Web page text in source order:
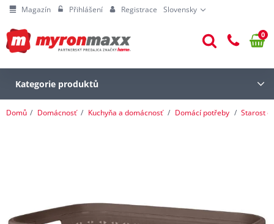
Magazín Přihlášení Registrace Slovensky
0
Kategorie produktů
Domů Domácnosť Kuchyňa a domácnosť Domácí potřeby Starost